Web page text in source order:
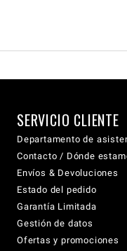
SERVICIO CLIENTE
Departamento de
Contacto / Dónde
Envíos & Devoluciones
Estado del pedido
Garantía Limitada
Gestión de datos
Ofertas y promociones